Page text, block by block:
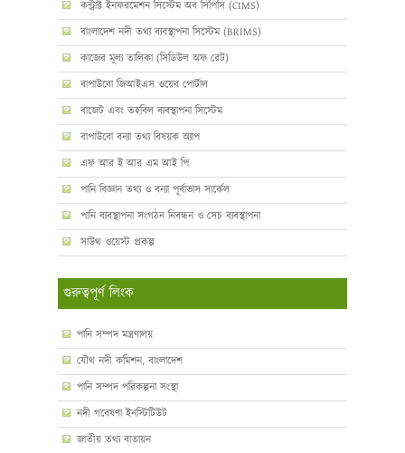
কন্ট্রাক্ট ইনফরমেশন সিস্টেম অব সিপিসি (CIMS)
বাংলাদেশ নদী তথ্য ব্যবস্থাপনা সিস্টেম (BRIMS)
কাজের মূল্য তালিকা (সিডিউল অফ রেট)
বাপাউবো জিআইএস ওয়েব পোর্টাল
বাজেট এবং তহবিল ব্যবস্থাপনা সিস্টেম
বাপাউবো বন্যা তথ্য বিষয়ক অ্যাপ
এফ আর ই আর এম আই পি
পানি বিজ্ঞান তথ্য ও বন্যা পূর্বাভাস সার্কেল
পানি ব্যবস্থাপনা সংগঠন নিবন্ধন ও সেচ ব্যবস্থাপনা
সাউথ ওয়েস্ট প্রকল্প
গুরুত্বপূর্ণ লিংক
পানি সম্পদ মন্ত্রণালয়
যৌথ নদী কমিশন, বাংলাদেশ
পানি সম্পদ পরিকল্পনা সংস্থা
নদী গবেষণা ইনস্টিটিউট
জাতীয় তথ্য বাতায়ন